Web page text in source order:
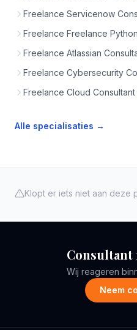
Freelance Servicenow
Freelance Freelance
Freelance Atlassian
Freelance Cybersecurity
Freelance Cloud Consultant
Alle specialisaties →
Klopt er iets niet aan deze
Consultant
Wij reageren
Neem